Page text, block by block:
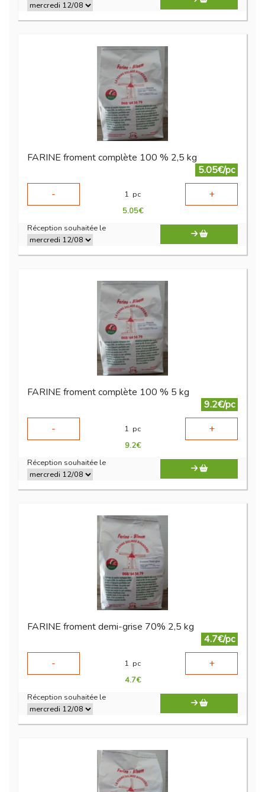
FARINE froment complète 100 % 2,5 kg
5.05€/pc
-
1 pc +
5.05€
Réception souhaitée le
FARINE froment complète 100 % 5 kg
9.2€/pc
-
1 pc +
9.2€
Réception souhaitée le
FARINE froment demi-grise 70% 2,5 kg
4.7€/pc
-
1 pc +
4.7€
Réception souhaitée le